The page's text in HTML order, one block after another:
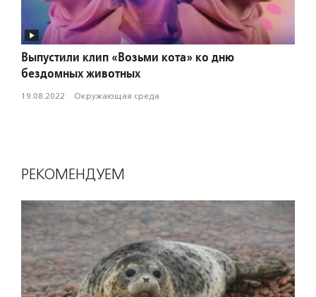
Выпустили клип «Возьми кота» ко дню
бездомных животных
19.08.2022 · Окружающая среда
РЕКОМЕНДУЕМ